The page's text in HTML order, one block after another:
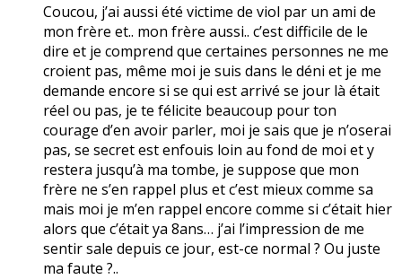
Coucou, j’ai aussi été victime de viol par un ami de
mon frère et.. mon frère aussi.. c’est difficile de le
dire et je comprend que certaines personnes ne me
croient pas, même moi je suis dans le déni et je me
demande encore si se qui est arrivé se jour là était
réel ou pas, je te félicite beaucoup pour ton
courage d’en avoir parler, moi je sais que je n’oserai
pas, se secret est enfouis loin au fond de moi et y
restera jusqu’à ma tombe, je suppose que mon
frère ne s’en rappel plus et c’est mieux comme sa
mais moi je m’en rappel encore comme si c’était hier
alors que c’était ya 8ans… j’ai l’impression de me
sentir sale depuis ce jour, est-ce normal ? Ou juste
ma faute ?..